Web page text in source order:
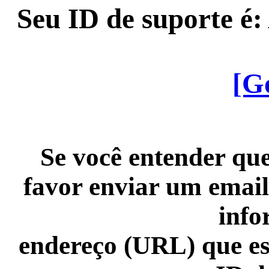
Seu ID de suporte
Se você entender
favor enviar um
endereço (URL) que